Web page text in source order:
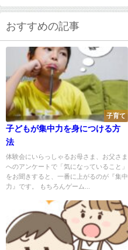
おすすめの記事
子育て
子どもが集中力を身につける方
法
体験会にいらっしゃるお母さま、お父さま
へのアンケートで「気になっていること」
をお聞きすると、一番に上がるのが『集中
力』です。 もちろんゲーム...